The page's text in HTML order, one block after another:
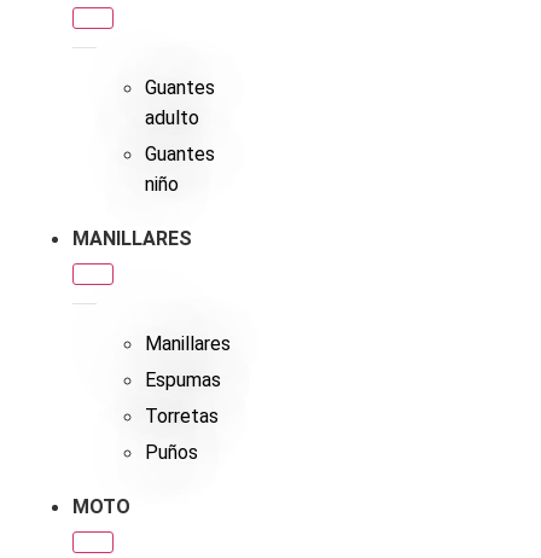
Guantes
adulto
Guantes
niño
MANILLARES
Manillares
Espumas
Torretas
Puños
MOTO